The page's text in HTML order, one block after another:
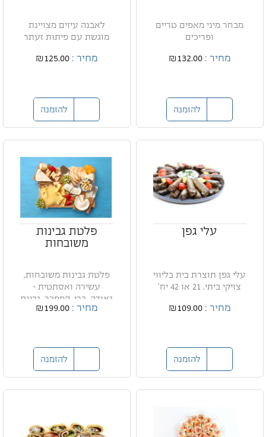
מבחר מיני מאפים טריים
ופריכים
מחיר :₪132.00
להזמנה
לאבנה עיזים מצויינת
מוגשת עם פיתות זעתר
מחיר :₪125.00
להזמנה
עלי גפן
עלי גפן תוצרת בית בליווי
צזיקי ביתי. 21 או 42 יח'
מחיר :₪109.00
להזמנה
פלטת גבינות
משובחות
פלטת גבינות משובחות,
עשירה ואסתטית -
גאודה, ברי, קממבר, גבינת
עי...מחיר :₪199.00
להזמנה